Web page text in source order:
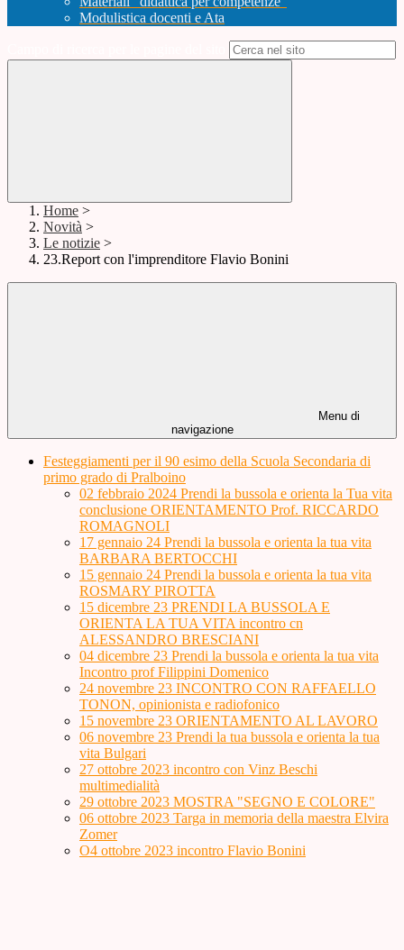
Modulistica docenti e Ata
Home >
Novità >
Le notizie >
23.Report con l'imprenditore Flavio Bonini
Menu di
navigazione
Festeggiamenti per il 90 esimo della Scuola Secondaria di
primo grado di Pralboino
02 febbraio 2024 Prendi la bussola e orienta la Tua vita
conclusione ORIENTAMENTO Prof. RICCARDO
ROMAGNOLI
17 gennaio 24 Prendi la bussola e orienta la tua vita
BARBARA BERTOCCHI
15 gennaio 24 Prendi la bussola e orienta la tua vita
ROSMARY PIROTTA
15 dicembre 23 PRENDI LA BUSSOLA E
ORIENTA LA TUA VITA incontro cn
ALESSANDRO BRESCIANI
04 dicembre 23 Prendi la bussola e orienta la tua vita
Incontro prof Filippini Domenico
24 novembre 23 INCONTRO CON RAFFAELLO
TONON, opinionista e radiofonico
15 novembre 23 ORIENTAMENTO AL LAVORO
06 novembre 23 Prendi la tua bussola e orienta la tua
vita Bulgari
27 ottobre 2023 incontro con Vinz Beschi
multimedialità
29 ottobre 2023 MOSTRA "SEGNO E COLORE"
06 ottobre 2023 Targa in memoria della maestra Elvira
Zomer
O4 ottobre 2023 incontro Flavio Bonini